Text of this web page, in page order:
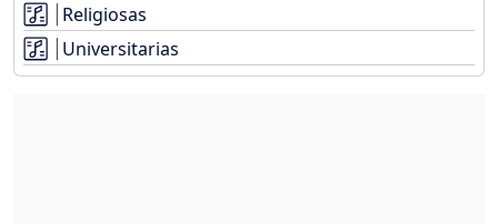
Religiosas
Universitarias